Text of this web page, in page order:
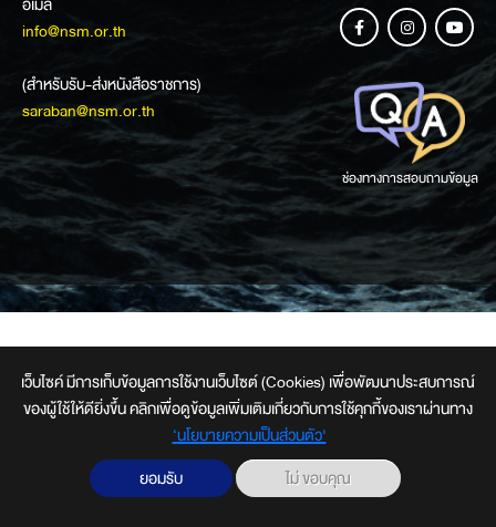
info@nsm.or.th
(สำหรับรับ-ส่งหนังสือราชการ)
saraban@nsm.or.th
ช่องทางการสอบถามข้อมูล
เว็บไซค์ มีการเก็บข้อมูลการใช้งานเว็บไซต์ (Cookies) เพื่อพัฒนาประสบการณ์
ของผู้ใช้ให้ดียิ่งขึ้น คลิกเพื่อดูข้อมูลเพิ่มเติมเกี่ยวกับการใช้คุกกี้ของเราผ่านทาง
‘นโยบายความเป็นส่วนตัว'
ยอมรับ
ไม่ ขอบคุณ